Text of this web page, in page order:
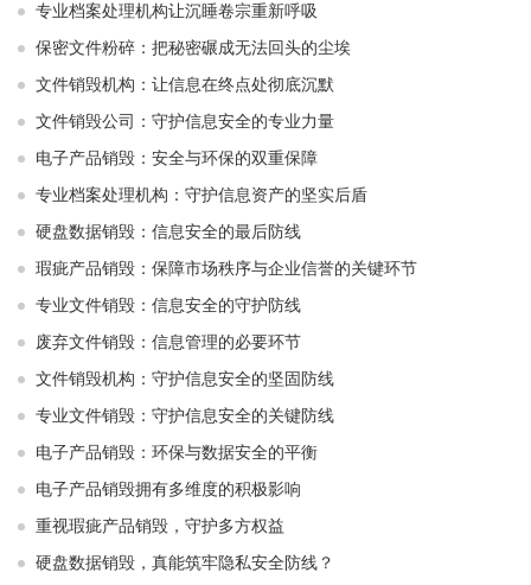
专业档案处理机构让沉睡卷宗重新呼吸
保密文件粉碎：把秘密碾成无法回头的尘埃
文件销毁机构：让信息在终点处彻底沉默
文件销毁公司：守护信息安全的专业力量
电子产品销毁：安全与环保的双重保障
专业档案处理机构：守护信息资产的坚实后盾
硬盘数据销毁：信息安全的最后防线
瑕疵产品销毁：保障市场秩序与企业信誉的关键环节
专业文件销毁：信息安全的守护防线
废弃文件销毁：信息管理的必要环节
文件销毁机构：守护信息安全的坚固防线
专业文件销毁：守护信息安全的关键防线
电子产品销毁：环保与数据安全的平衡
电子产品销毁拥有多维度的积极影响
重视瑕疵产品销毁，守护多方权益
硬盘数据销毁，真能筑牢隐私安全防线？